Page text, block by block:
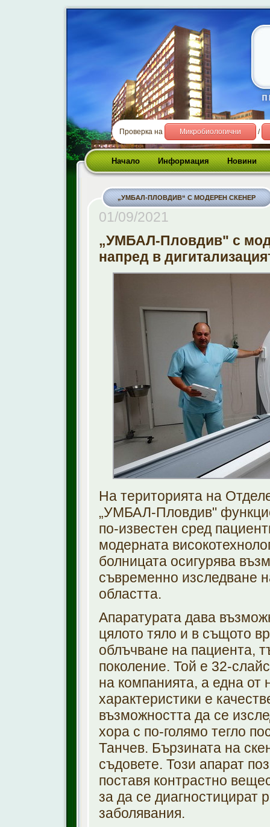
Проверка на Микробиологични /
Начало Информация Новини
„УМБАЛ-ПЛОВДИВ“ С МОДЕРЕН СКЕНЕР
01/09/2021
„УМБАЛ-Пловдив" с
напред в
На територията на
„УМБАЛ-Пловдив"
по-известен сред
модерната
болницата осигурява
съвременно изследване
областта.
Апаратурата дава
цялото тяло и в същото
облъчване на пациента,
поколение. Той е 32-
на компанията, а една от
характеристики е
възможността да се
хора с по-голямо тегло
Танчев. Бързината на
съдовете. Този апарат
поставя контрастно
за да се диагностицират
заболявания.